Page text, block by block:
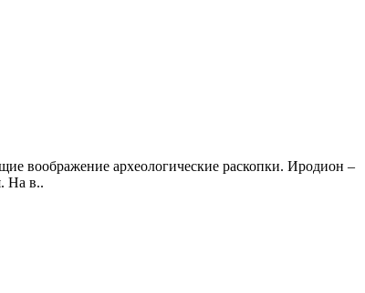
воображение археологические раскопки. Иродион –
На в..